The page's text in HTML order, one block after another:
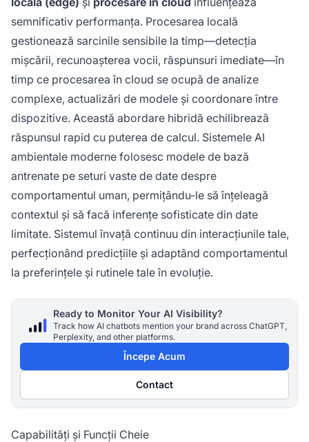
semnificativ performanța. Procesarea locală
gestionează sarcinile sensibile la timp—detecția
mișcării, recunoașterea vocii, răspunsuri imediate—în
timp ce procesarea în cloud se ocupă de analize
complexe, actualizări de modele și coordonare între
dispozitive. Această abordare hibridă echilibrează
răspunsul rapid cu puterea de calcul. Sistemele AI
ambientale moderne folosesc modele de bază
antrenate pe seturi vaste de date despre
comportamentul uman, permițându-le să înțeleagă
contextul și să facă inferențe sofisticate din date
limitate. Sistemul învață continuu din interacțiunile tale,
perfecționând predicțiile și adaptând comportamentul
la preferințele și rutinele tale în evoluție.
Ready to Monitor Your AI Visibility?
Track how AI chatbots mention your brand across ChatGPT,
Perplexity, and other platforms.
Începe Acum
Contact
Capabilități și Funcții Cheie